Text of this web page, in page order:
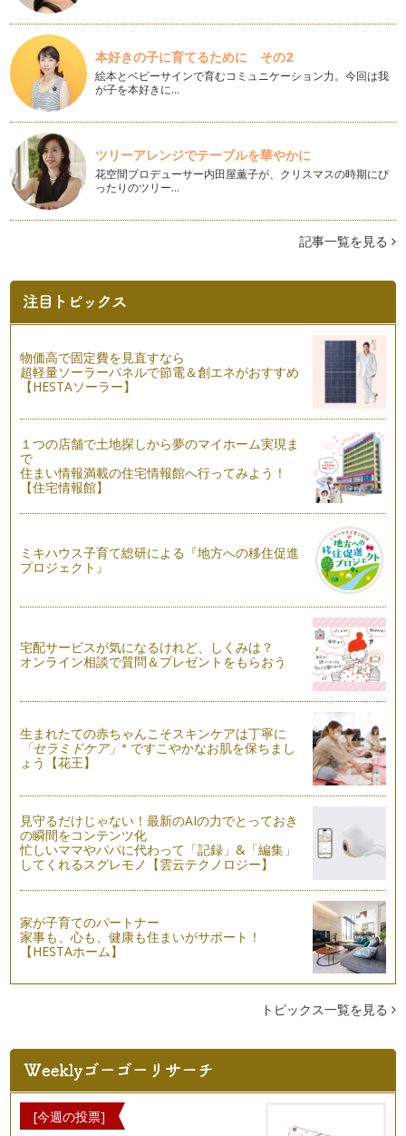
いませんか？ママとしてはお肉やお魚…
お祝いメニュー何にしよう
3月になりました。まだ空気は冷たいですが、だんだん春は近
づいています。春になるとお祝いごと…
やっぱり強いぞ、ねばねばパワー
風邪が蔓延する季節になりました。最近ではインフルエンザや
ノロウィルスが猛威をふるっていて、…
余った節分豆をおいしく食べよう
「鬼はそと、福はうち」・・・2月3日は節分の日ですね。 豆
まきの豆はご用意されまし…
ご家族が集うお正月タイムが過ぎ、…
心浮き立つおもてなし
街中はクリスマスムードで盛り上がり、お子さんだけでなく大
人だってウキウキする季節となりまし…
クリスマスシーズン到来！ 街中はクリスマスの楽しい音楽や
風邪を吹き飛ばそう！
だんだんと寒さが増してくるこの季節・・・風邪やインフルエ
だんだん寒い日が続くようになって、朝起きるのが辛くなって
きましたね。（あれ？私だけでしょう…
電子レンジレシピ～第２弾～えびのしいたけボール
街中はハロウィンのかわいらしい飾り付けで賑わっています
ね。 お子さんのコスチューム…
今日はお友だちを家に招待して、おいしいものを食べながらた
本好きの子に育てるために その2
絵本とベビーサインで育むコミュニケーション力。今回は我
が子を本好きに…
ツリーアレンジでテーブルを華やかに
花空間プロデューサー内田屋薫子が、クリスマスの時期にぴ
ったりのツリー…
記事一覧を見る
物価高で固定費を見直すなら
超軽量ソーラーパネルで節電＆創エネがおすすめ
【HESTAソーラー】
１つの店舗で土地探しから夢のマイホーム実現ま
で
住まい情報満載の住宅情報館へ行ってみよう！
【住宅情報館】
ミキハウス子育て総研による『地方への移住促進
プロジェクト』
宅配サービスが気になるけれど、しくみは？
オンライン相談で質問＆プレゼントをもらおう
生まれたての赤ちゃんこそスキンケアは丁寧に
「セラミドケア」※ ですこやかなお肌を保ちまし
ょう【花王】
見守るだけじゃない！最新のAIの力でとっておき
の瞬間をコンテンツ化
忙しいママやパパに代わって「記録」&「編集」
してくれるスグレモノ【雲云テクノロジー】
家が子育てのパートナー
家事も、心も、健康も住まいがサポート！
【HESTAホーム】
トピックス一覧を見る
[今週の投票]